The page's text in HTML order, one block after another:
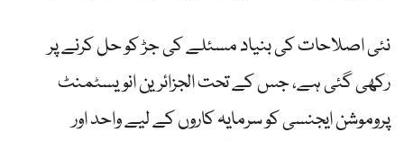
نئی اصلاحات کی بنیاد مسئلے کی جڑ کو حل کرنے پر
رکھی گئی ہے، جس کے تحت الجزائرین انویسٹمنٹ
پروموشن ایجنسی کو سرمایہ کاروں کے لیے واحد اور